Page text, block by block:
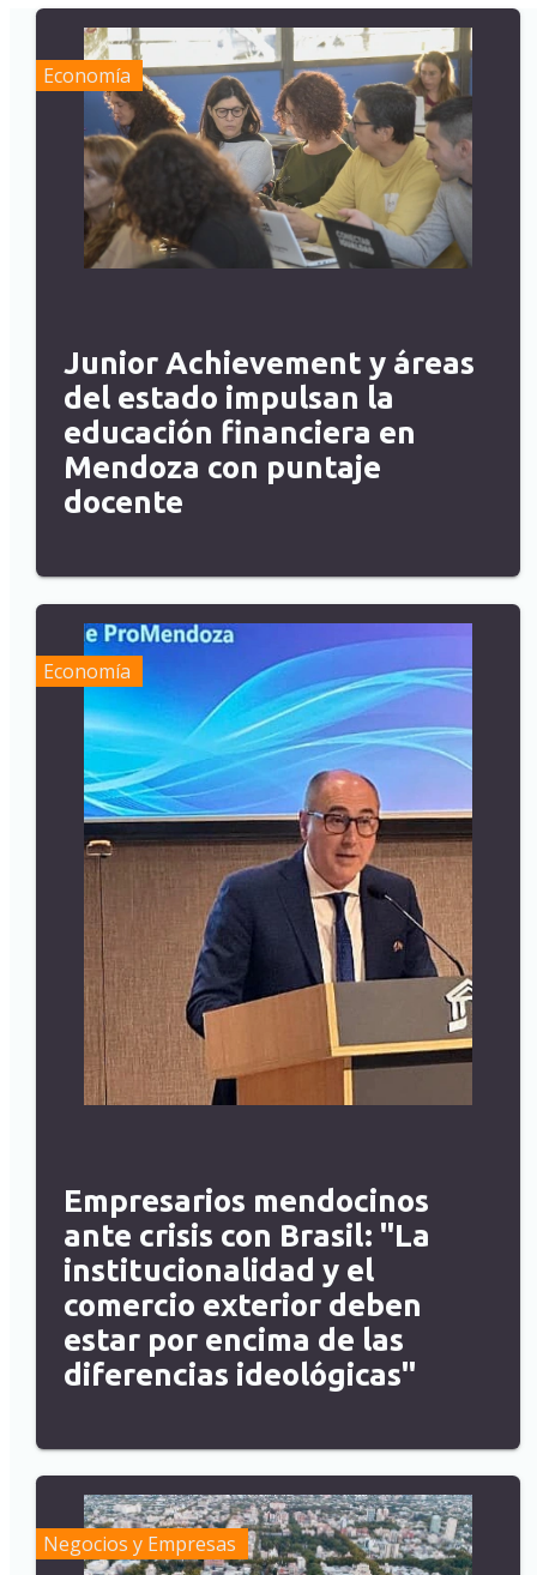
Economía
Junior Achievement y áreas
del estado impulsan la
educación financiera en
Mendoza con puntaje
docente
Economía
Empresarios mendocinos
ante crisis con Brasil: "La
institucionalidad y el
comercio exterior deben
estar por encima de las
diferencias ideológicas"
Negocios y Empresas